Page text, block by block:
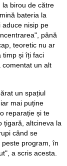
la birou de către
bateria la
aduce nisip pe
până
teoretic nu ar
timp și îți faci
comentat un alt
un spațiul
mai puține
reparație și te
țigară, altcineva la
când se
program, în
a scris acesta.